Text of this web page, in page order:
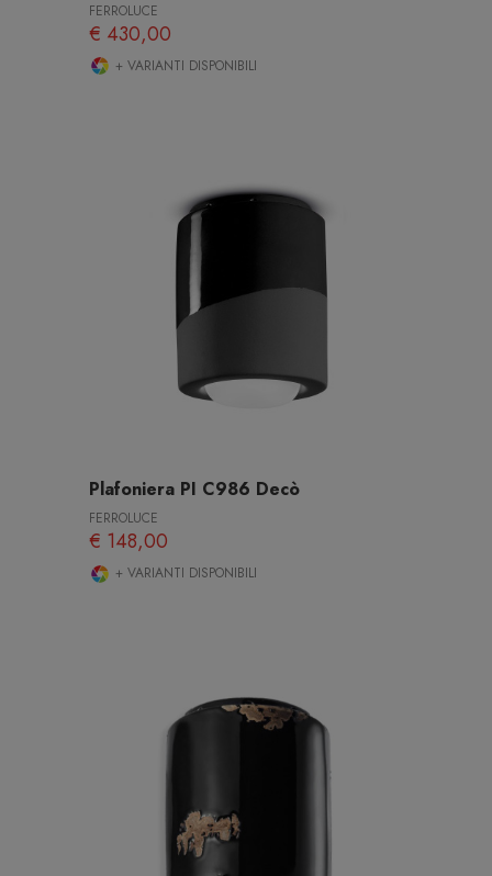
FERROLUCE
€ 430,00
+ VARIANTI DISPONIBILI
Plafoniera PI C986 Decò
FERROLUCE
€ 148,00
+ VARIANTI DISPONIBILI